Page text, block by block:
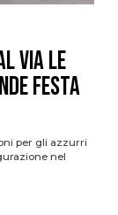
via le
festa
per gli azzurri
nel